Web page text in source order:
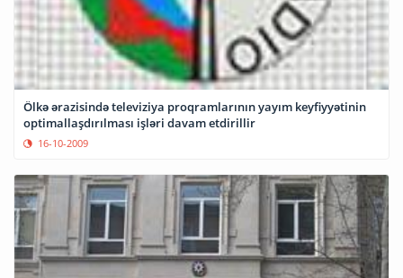
Ölkə ərazisində televiziya proqramlarının yayım keyfiyyətinin
optimallaşdırılması işləri davam etdirillir
16-10-2009